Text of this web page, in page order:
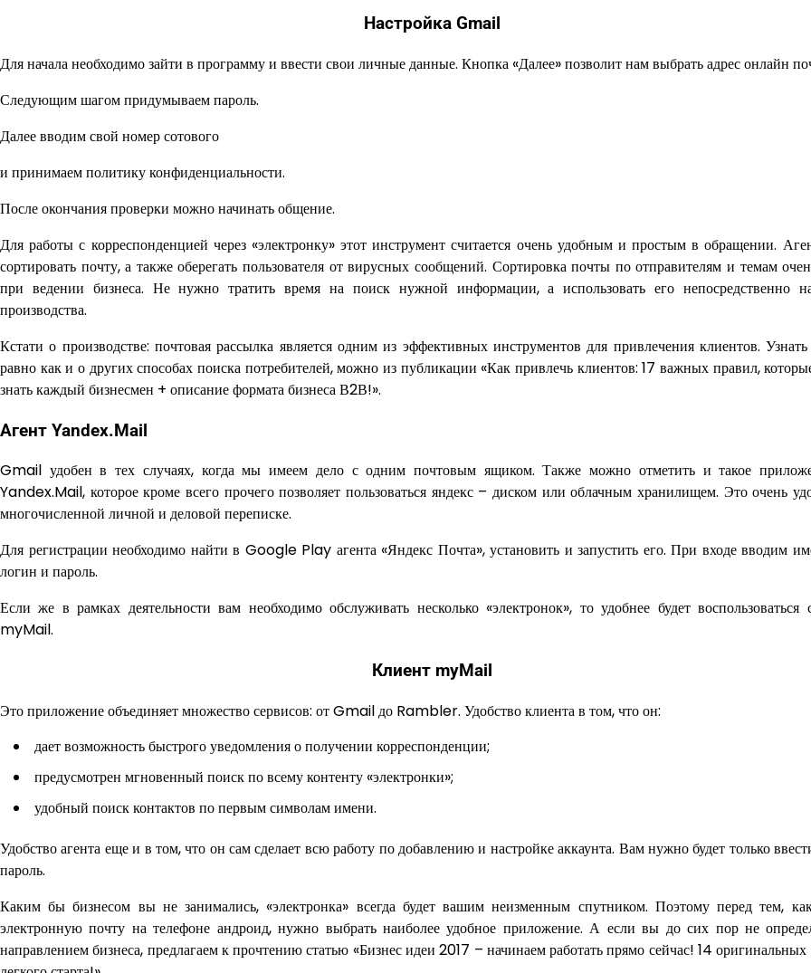
Настройка Gmail
Для начала необходимо зайти в программу и ввести свои личные данные. Кнопка «Далее» позволит нам выбрать адрес онлайн
Следующим шагом придумываем пароль.
Далее вводим свой номер сотового
и принимаем политику конфиденциальности.
После окончания проверки можно начинать общение.
Для работы с корреспонденцией через «электронку» этот инструмент считается очень удобным и простым в обращении.
сортировать почту, а также оберегать пользователя от вирусных сообщений. Сортировка почты по отправителям и темам
при ведении бизнеса. Не нужно тратить время на поиск нужной информации, а использовать его непосредственно
производства.
Кстати о производстве: почтовая рассылка является одним из эффективных инструментов для привлечения клиентов.
равно как и о других способах поиска потребителей, можно из публикации «Как привлечь клиентов: 17 важных правил,
знать каждый бизнесмен + описание формата бизнеса В2В!».
Агент Yandex.Mail
Gmail удобен в тех случаях, когда мы имеем дело с одним почтовым ящиком. Также можно отметить и такое
Yandex.Mail, которое кроме всего прочего позволяет пользоваться яндекс – диском или облачным хранилищем. Это очень
многочисленной личной и деловой переписке.
Для регистрации необходимо найти в Google Play агента «Яндекс Почта», установить и запустить его. При входе вводим
логин и пароль.
Если же в рамках деятельности вам необходимо обслуживать несколько «электронок», то удобнее будет воспользоваться
myMail.
Клиент myMail
Это приложение объединяет множество сервисов: от Gmail до Rambler. Удобство клиента в том, что он:
дает возможность быстрого уведомления о получении корреспонденции;
предусмотрен мгновенный поиск по всему контенту «электронки»;
удобный поиск контактов по первым символам имени.
Удобство агента еще и в том, что он сам сделает всю работу по добавлению и настройке аккаунта. Вам нужно будет только
пароль.
Каким бы бизнесом вы не занимались, «электронка» всегда будет вашим неизменным спутником. Поэтому перед тем,
электронную почту на телефоне андроид, нужно выбрать наиболее удобное приложение. А если вы до сих пор не
направлением бизнеса, предлагаем к прочтению статью «Бизнес идеи 2017 – начинаем работать прямо сейчас! 14